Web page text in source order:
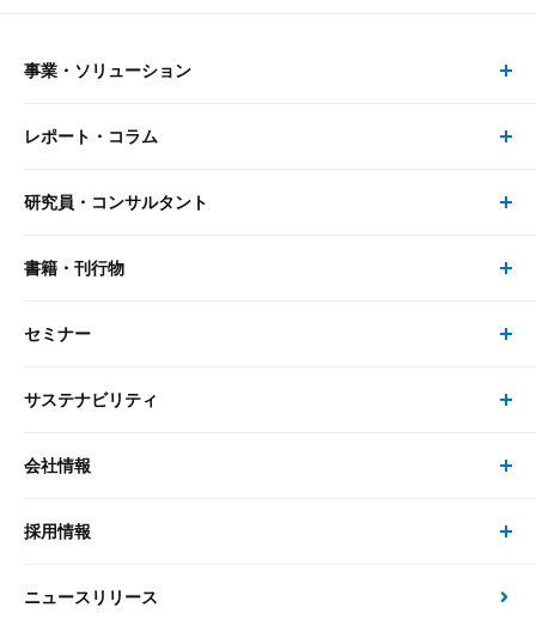
事業・ソリューション
事業・ソリューション トップ
リサーチ
大和総研の強み
先端テクノロジーに基づく新たな価値の創出
レポート・コラム
レポート・コラム トップ
最新のレポート・コラム
政策分析
研究員・コンサルタント
研究員・コンサルタント トップ
研究員
書籍・刊行物
書籍・刊行物 トップ
書籍
セミナー
セミナー トップ
現在受付中のセミナー・イベント
サステナビリティ
サステナビリティの取り組み
次世代社会への貢献
会社情報
会社情報 トップ
会社概要・役員一覧
採用情報
採用情報 トップ
ニュースリリース